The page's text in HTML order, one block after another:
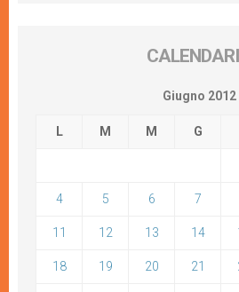
Giugno 2012
L M M G
4 5 6 7
11 12 13 14
18 19 20 21